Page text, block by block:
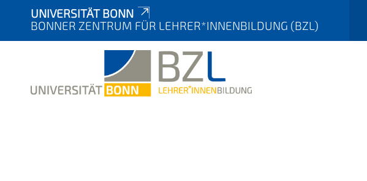
UNIVERSITÄT BONN
BONNER ZENTRUM FÜR LEHRER*INNENBILDUNG (BZL)